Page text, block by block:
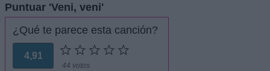
Puntuar 'Veni, veni'
¿Qué te parece esta canción?
4,91
44 votos